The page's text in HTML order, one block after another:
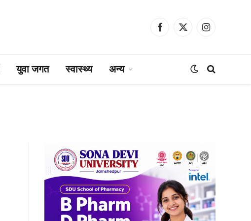
Facebook
X
Instagram
युवा जगत स्वास्थ्य अन्य